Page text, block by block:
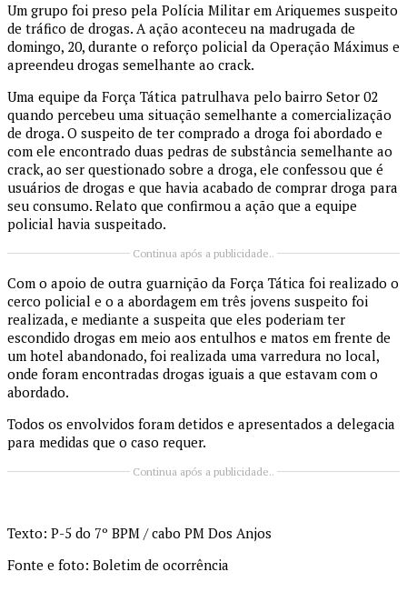
Um grupo foi preso pela Polícia Militar em Ariquemes suspeito
de tráfico de drogas. A ação aconteceu na madrugada de
domingo, 20, durante o reforço policial da Operação Máximus e
apreendeu drogas semelhante ao crack.
Uma equipe da Força Tática patrulhava pelo bairro Setor 02
quando percebeu uma situação semelhante a comercialização
de droga. O suspeito de ter comprado a droga foi abordado e
com ele encontrado duas pedras de substância semelhante ao
crack, ao ser questionado sobre a droga, ele confessou que é
usuários de drogas e que havia acabado de comprar droga para
seu consumo. Relato que confirmou a ação que a equipe
policial havia suspeitado.
Continua após a publicidade..
Com o apoio de outra guarnição da Força Tática foi realizado o
cerco policial e o a abordagem em três jovens suspeito foi
realizada, e mediante a suspeita que eles poderiam ter
escondido drogas em meio aos entulhos e matos em frente de
um hotel abandonado, foi realizada uma varredura no local,
onde foram encontradas drogas iguais a que estavam com o
abordado.
Todos os envolvidos foram detidos e apresentados a delegacia
para medidas que o caso requer.
Continua após a publicidade..
Texto: P-5 do 7º BPM / cabo PM Dos Anjos
Fonte e foto: Boletim de ocorrência